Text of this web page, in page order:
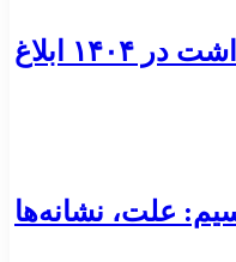
ضوابط بودجه وزارت بهداشت در ۱۴۰۴ ابلاغ
علت، نشانه‌ها